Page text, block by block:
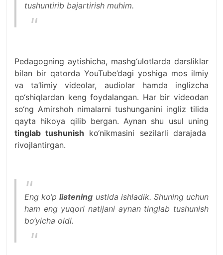
tushuntirib bajartirish muhim.
Pedagogning aytishicha, mashg‘ulotlarda darsliklar
bilan bir qatorda YouTube’dagi yoshiga mos ilmiy
va ta’limiy videolar, audiolar hamda inglizcha
qo‘shiqlardan keng foydalangan. Har bir videodan
so‘ng Amirshoh nimalarni tushunganini ingliz tilida
qayta hikoya qilib bergan. Aynan shu usul uning
tinglab tushunish ko‘nikmasini sezilarli darajada
rivojlantirgan.
Eng ko‘plistening ustida ishladik. Shuning uchun
ham eng yuqori natijani aynan tinglab tushunish
bo‘yicha oldi.